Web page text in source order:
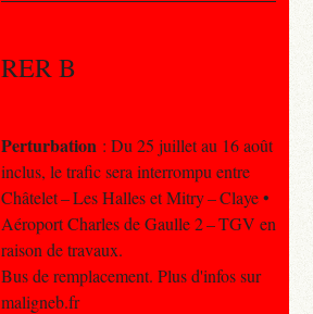
RER B
Perturbation : Du 25 juillet au 16 août
inclus, le trafic sera interrompu entre
Châtelet – Les Halles et Mitry – Claye •
Aéroport Charles de Gaulle 2 – TGV en
raison de travaux.
Bus de remplacement. Plus d'infos sur
maligneb.fr